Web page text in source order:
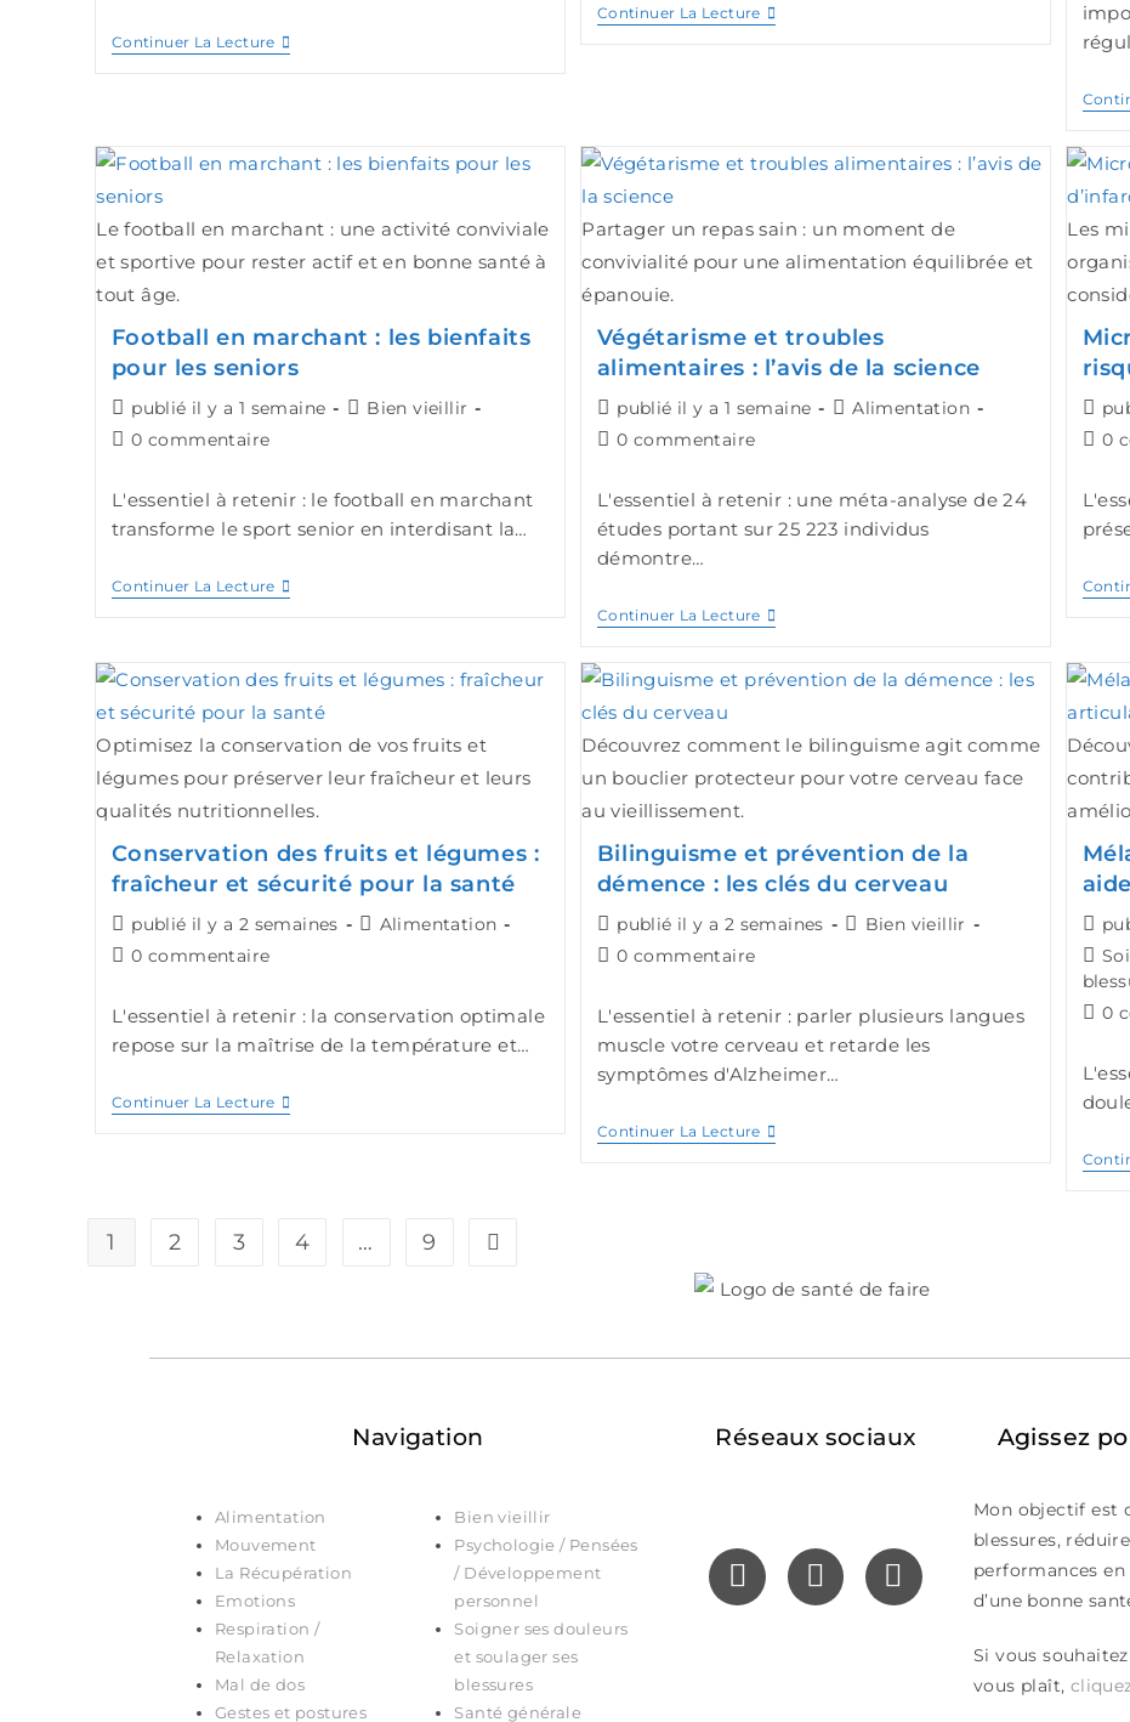
Continuer La Lecture
Continuer La Lecture
Le football en marchant : une activité conviviale
et sportive pour rester actif et en bonne santé à
tout âge.
Football en marchant : les bienfaits
pour les seniors
publié il y a 1 semaine
Bien vieillir
0 commentaire
L'essentiel à retenir : le football en marchant
transforme le sport senior en interdisant la…
Continuer La Lecture
Partager un repas sain : un moment de
convivialité pour une alimentation équilibrée et
épanouie.
Végétarisme et troubles
alimentaires : l’avis de la science
publié il y a 1 semaine
Alimentation
0 commentaire
L'essentiel à retenir : une méta-analyse de 24
études portant sur 25 223 individus
démontre…
Continuer La Lecture
Les
0
Optimisez la conservation de vos fruits et
légumes pour préserver leur fraîcheur et leurs
qualités nutritionnelles.
Conservation des fruits et légumes :
fraîcheur et sécurité pour la santé
publié il y a 2 semaines
Alimentation
0 commentaire
L'essentiel à retenir : la conservation optimale
repose sur la maîtrise de la température et…
Continuer La Lecture
Découvrez comment le bilinguisme agit comme
un bouclier protecteur pour votre cerveau face
au vieillissement.
Bilinguisme et prévention de la
démence : les clés du cerveau
publié il y a 2 semaines
Bien vieillir
0 commentaire
L'essentiel à retenir : parler plusieurs langues
muscle votre cerveau et retarde les
symptômes d'Alzheimer…
Continuer La Lecture
0
1 2 3 4 … 9
Navigation
Alimentation
Mouvement
La Récupération
Emotions
Respiration /
Relaxation
Mal de dos
Gestes et postures
Bien vieillir
Psychologie / Pensées
/ Développement
personnel
Soigner ses douleurs
et soulager ses
blessures
Santé générale
Réseaux sociaux Agissez
Mon objectif est
blessures,
performances
d’une bonne
Si vous
vous plaît,